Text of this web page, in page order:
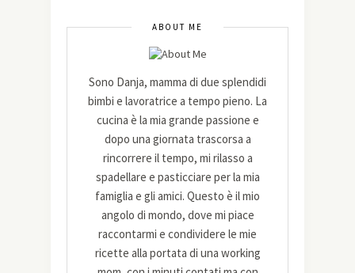
ABOUT ME
Sono Danja, mamma di due splendidi
bimbi e lavoratrice a tempo pieno. La
cucina è la mia grande passione e
dopo una giornata trascorsa a
rincorrere il tempo, mi rilasso a
spadellare e pasticciare per la mia
famiglia e gli amici. Questo è il mio
angolo di mondo, dove mi piace
raccontarmi e condividere le mie
ricette alla portata di una working